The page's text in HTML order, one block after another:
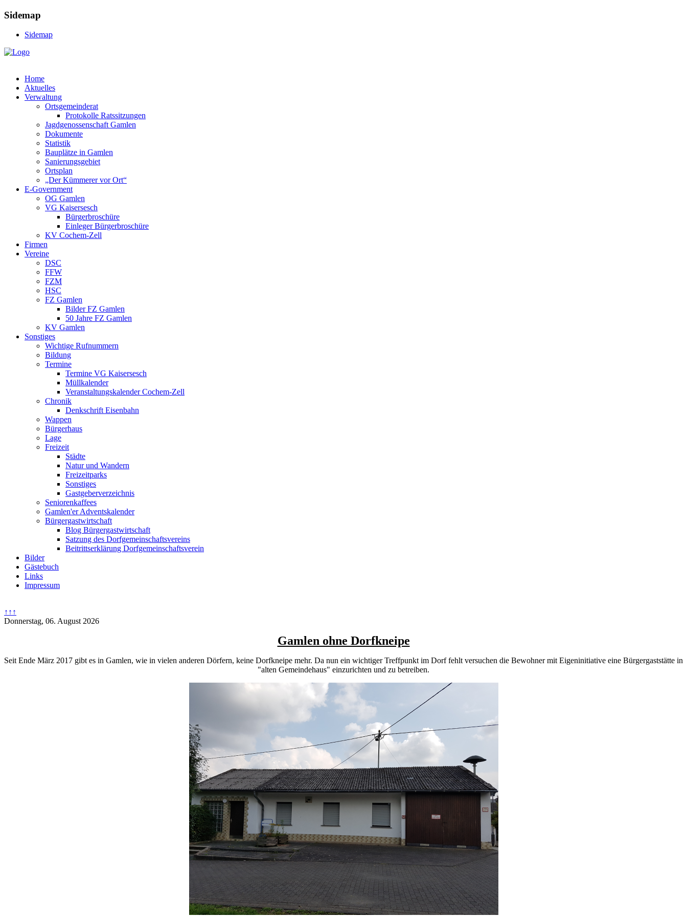
Sidemap
Sidemap
Home
Aktuelles
Verwaltung
Ortsgemeinderat
Protokolle Ratssitzungen
Jagdgenossenschaft Gamlen
Dokumente
Statistik
Bauplätze in Gamlen
Sanierungsgebiet
Ortsplan
„Der Kümmerer vor Ort“
E-Government
OG Gamlen
VG Kaisersesch
Bürgerbroschüre
Einleger Bürgerbroschüre
KV Cochem-Zell
Firmen
Vereine
DSC
FFW
FZM
HSC
FZ Gamlen
Bilder FZ Gamlen
50 Jahre FZ Gamlen
KV Gamlen
Sonstiges
Wichtige Rufnummern
Bildung
Termine
Termine VG Kaisersesch
Müllkalender
Veranstaltungskalender Cochem-Zell
Chronik
Denkschrift Eisenbahn
Wappen
Bürgerhaus
Lage
Freizeit
Städte
Natur und Wandern
Freizeitparks
Sonstiges
Gastgeberverzeichnis
Seniorenkaffees
Gamlen'er Adventskalender
Bürgergastwirtschaft
Blog Bürgergastwirtschaft
Satzung des Dorfgemeinschaftsvereins
Beitrittserklärung Dorfgemeinschaftsverein
Bilder
Gästebuch
Links
Impressum
↑↑↑
Donnerstag, 06. August 2026
Gamlen ohne Dorfkneipe
Seit Ende März 2017 gibt es in Gamlen, wie in vielen anderen Dörfern, keine Dorfkneipe mehr. Da nun ein wichtiger Treffpunkt im Dorf fehlt versuchen die Bewohner mit Eigeninitiative eine Bürgergaststätte in
"alten Gemeindehaus" einzurichten und zu betreiben.